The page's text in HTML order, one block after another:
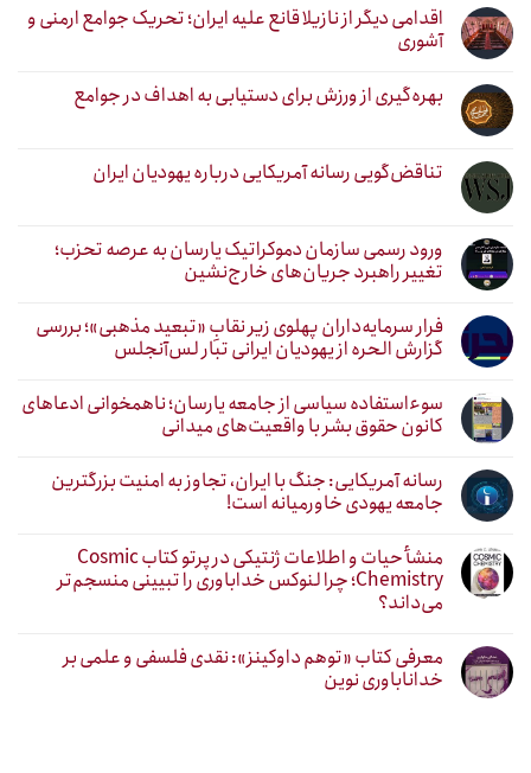
اقدامی دیگر از نازیلا قانع علیه ایران؛ تحریک جوامع ارمنی و
آشوری
بهره‌گیری از ورزش برای دستیابی به اهداف در جوامع
تناقض‌گویی رسانه آمریکایی درباره یهودیان ایران
ورود رسمی سازمان دموکراتیک یارسان به عرصه تحزب؛
تغییر راهبرد جریان‌های خارج‌نشین
فرار سرمایه‌داران پهلوی زیر نقابِ «تبعید مذهبی»؛ بررسی
گزارش الحره از یهودیان ایرانی تبار لس‌آنجلس
سوءاستفاده سیاسی از جامعه یارسان؛ ناهمخوانی ادعاهای
کانون حقوق بشر با واقعیت‌های میدانی
رسانه آمریکایی: جنگ با ایران، تجاوز به امنیت بزرگترین
جامعه یهودی خاورمیانه است!
منشأ حیات و اطلاعات ژنتیکی در پرتو کتاب Cosmic
Chemistry؛ چرا لنوکس خداباوری را تبیینی منسجم‌تر
می‌داند؟
معرفی کتاب «توهم داوکینز»: نقدی فلسفی و علمی بر
خداناباوری نوین